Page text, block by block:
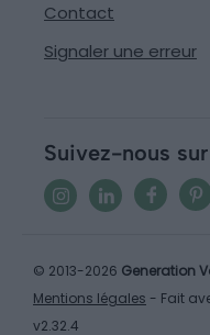
Contact
Signaler une erreur
Suivez-nous
© 2013-2026 Generation
Mentions légales - Fait
v2.32.4